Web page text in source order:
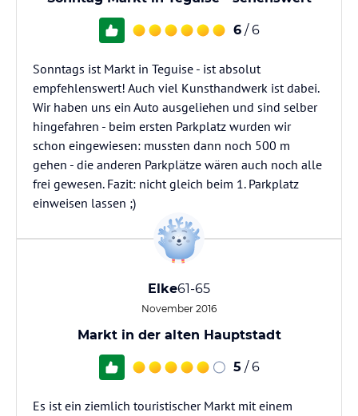
6 / 6
Sonntags ist Markt in Teguise - ist absolut
empfehlenswert! Auch viel Kunsthandwerk ist dabei.
Wir haben uns ein Auto ausgeliehen und sind selber
hingefahren - beim ersten Parkplatz wurden wir
schon eingewiesen: mussten dann noch 500 m
gehen - die anderen Parkplätze wären auch noch alle
frei gewesen. Fazit: nicht gleich beim 1. Parkplatz
einweisen lassen ;)
Elke61-65
November 2016
Markt in der alten Hauptstadt
5 / 6
Es ist ein ziemlich touristischer Markt mit einem